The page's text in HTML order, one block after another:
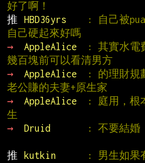
好了啊！
推
HBD36yrs
: 自己被
自己硬起來好嗎
→
AppleAlice
: 其實水電
幾百塊前可以看清男方
→
AppleAlice
: 的理財規
老公賺的夫妻+原生家
→
AppleAlice
: 庭用，根
生
→
Druid
: 不要結婚
推
kutkin
: 男生如果